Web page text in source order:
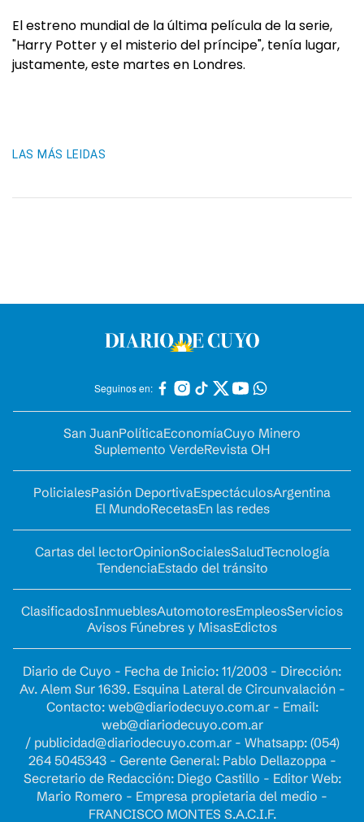
El estreno mundial de la última película de la serie,
"Harry Potter y el misterio del príncipe", tenía lugar,
justamente, este martes en Londres.
LAS MÁS LEIDAS
Seguinos en:
San JuanPolíticaEconomíaCuyo Minero
Suplemento VerdeRevista OH
PolicialesPasión DeportivaEspectáculosArgentina
El MundoRecetasEn las redes
Cartas del lectorOpinionSocialesSaludTecnología
TendenciaEstado del tránsito
ClasificadosInmueblesAutomotoresEmpleosServicios
Avisos Fúnebres y MisasEdictos
Diario de Cuyo - Fecha de Inicio: 11/2003 - Dirección:
Av. Alem Sur 1639. Esquina Lateral de Circunvalación -
Contacto: web@diariodecuyo.com.ar- Email:
web@diariodecuyo.com.ar
/ publicidad@diariodecuyo.com.ar- Whatsapp: (054)
264 5045343 - Gerente General: Pablo Dellazoppa -
Secretario de Redacción: Diego Castillo - Editor Web:
Mario Romero - Empresa propietaria del medio -
FRANCISCO MONTES S.A.C.I.F.